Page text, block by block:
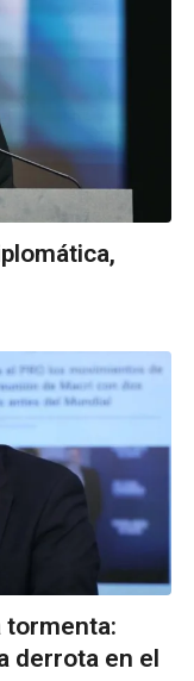
tormenta:
derrota en el